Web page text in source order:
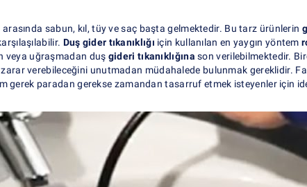
arasında sabun, kıl, tüy ve saç başta gelmektedir. Bu tarz ürünlerin
Duş gider tıkanıklığı için kullanılan en yaygın yöntem
veya uğraşmadan duş gideri tıkanıklığına son verilebilmektedir.
verebileceğini unutmadan müdahalede bulunmak gereklidir.
gerek paradan gerekse zamandan tasarruf etmek isteyenler için